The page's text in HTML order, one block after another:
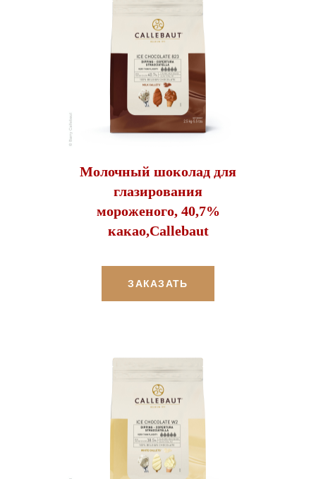
Молочный шоколад для
глазирования
мороженого, 40,7%
какао,Callebaut
ЗАКАЗАТЬ